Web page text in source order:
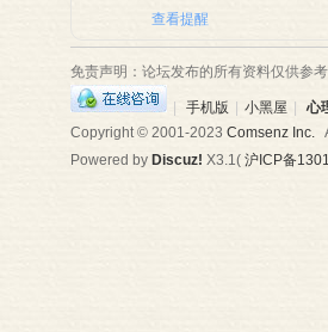
查看提醒
免责声明：论坛发布的所有资料仅供参
手机版 小黑屋
心
Copyright © 2001-2023 Comsenz Inc.
Powered by Discuz! X3.1( 沪ICP备